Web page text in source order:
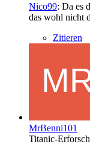
Nico99: Da es
das wohl nicht
Zitieren
MrBenni101
Titanic-